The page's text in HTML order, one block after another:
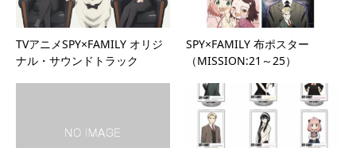
TVアニメSPY×FAMILY オリジ
ナル・サウンドトラック
SPY×FAMILY 布ポスター
（MISSION:21～25）